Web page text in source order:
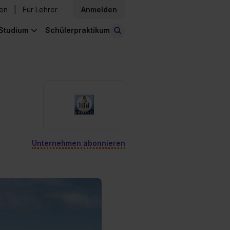
Für Lehrer Anmelden
Schülerpraktikum
Unternehmen abonnieren